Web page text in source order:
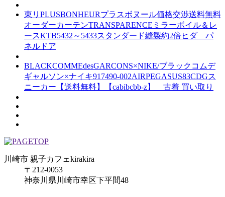
東リPLUSBONHEURプラスボヌール価格交渉送料無料
オーダーカーテンTRANSPARENCEミラーボイル＆レ
ースKTB5432～5433スタンダード縫製約2倍ヒダ パ
ネルドア
BLACKCOMMEdesGARCONS×NIKE/ブラックコムデ
ギャルソン×ナイキ917490-002AIRPEGASUS83CDGス
ニーカー【送料無料】【cabibcbb-z】 古着 買い取り
川崎市 親子カフェkirakira
〒212-0053
神奈川県川崎市幸区下平間48